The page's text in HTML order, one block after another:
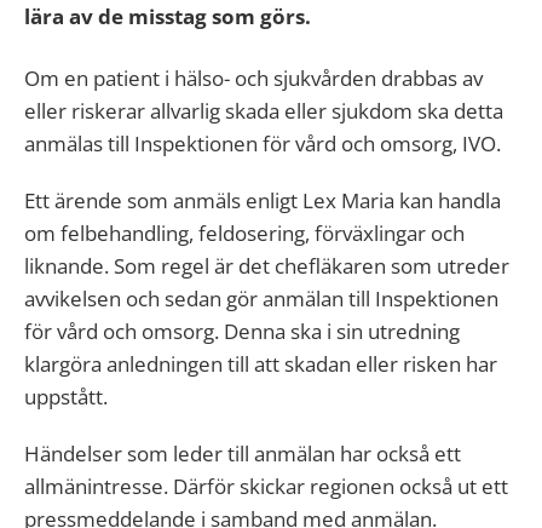
lära av de misstag som görs.
Om en patient i hälso- och sjukvården drabbas av
eller riskerar allvarlig skada eller sjukdom ska detta
anmälas till Inspektionen för vård och omsorg, IVO.
Ett ärende som anmäls enligt Lex Maria kan handla
om felbehandling, feldosering, förväxlingar och
liknande. Som regel är det chefläkaren som utreder
avvikelsen och sedan gör anmälan till Inspektionen
för vård och omsorg. Denna ska i sin utredning
klargöra anledningen till att skadan eller risken har
uppstått.
Händelser som leder till anmälan har också ett
allmänintresse. Därför skickar regionen också ut ett
pressmeddelande i samband med anmälan.